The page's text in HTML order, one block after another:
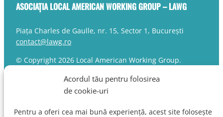
Acordul tău pentru folosirea
de cookie-uri
Pentru a oferi cea mai bună experiență, acest site folosește
ASOCIAȚIA LOCAL AMERICAN WORKING GROUP – LAWG
Piața Charles de Gaulle, nr. 15, Sector 1, București
contact@lawg.ro
© Copyright 2026 Local American Working Group.